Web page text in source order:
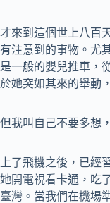
才來到這個世上八百
有注意到的事物。尤
是一般的嬰兒推車，
於她突如其來的舉動
但我叫自己不要多想
上了飛機之後，已經
她開電視看卡通，吃
臺灣。當我們在機場